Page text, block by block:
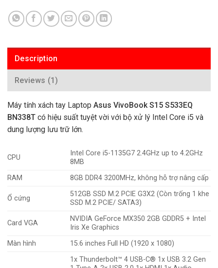
Description
Reviews (1)
Máy tính xách tay Laptop Asus VivoBook S15 S533EQ
BN338T có hiệu suất tuyệt vời với bộ xử lý Intel Core i5 và
dung lượng lưu trữ lớn.
CPU
Intel Core i5-1135G7 2.4GHz up to 4.2GHz
8MB
RAM
8GB DDR4 3200MHz, không hỗ trợ nâng cấp
Ổ cứng
512GB SSD M.2 PCIE G3X2 (Còn trống 1 khe
SSD M.2 PCIE/ SATA3)
Card VGA
NVIDIA GeForce MX350 2GB GDDR5 + Intel
Iris Xe Graphics
Màn hình
15.6 inches Full HD (1920 x 1080)
1x Thunderbolt™ 4 USB-C® 1x USB 3.2 Gen